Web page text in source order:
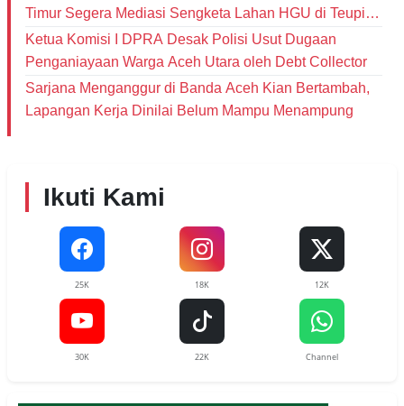
Timur Segera Mediasi Sengketa Lahan HGU di Teupin
Raya
Ketua Komisi I DPRA Desak Polisi Usut Dugaan
Penganiayaan Warga Aceh Utara oleh Debt Collector
‎Sarjana Menganggur di Banda Aceh Kian Bertambah,
Lapangan Kerja Dinilai Belum Mampu Menampung
Ikuti Kami
25K 18K 12K
30K 22K Channel